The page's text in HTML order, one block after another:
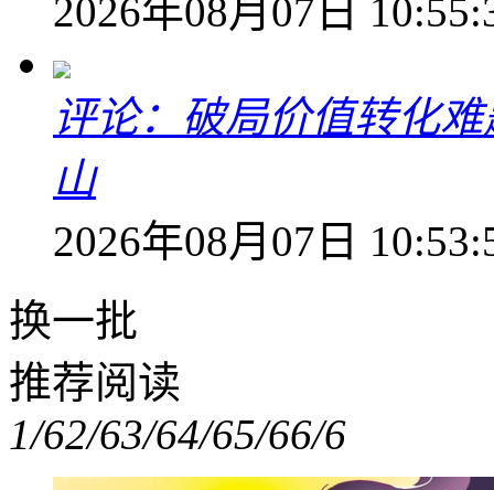
2026年08月07日
评论：破局价值转化
山
2026年08月07日
换一批
推荐阅读
1/62/63/64/65/66/6